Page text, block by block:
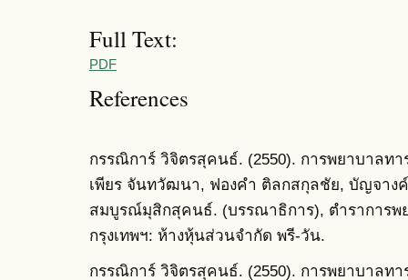
Full Text:
PDF
References
กรรณิการ์ วิจิตรสุคนธ์. (2550). การพยาบาลท
เพียร จันทวัฒนา, ฟองคำ ติลกสกุลชัย, บัญจาง
สมบูรณ์มุสิกสุคนธ์. (บรรณาธิการ), ตำราการพย
กรุงเทพฯ: ห้างหุ้นส่วนจำกัด พรี-วัน.
กรรณิการ์ วิจิตรสุคนธ์. (2550). การพยาบาลท